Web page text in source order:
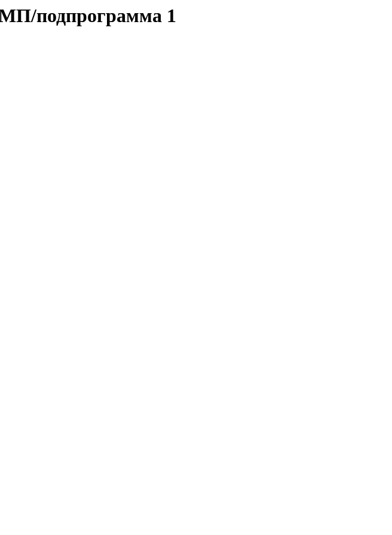
МП/подпрограмма 1